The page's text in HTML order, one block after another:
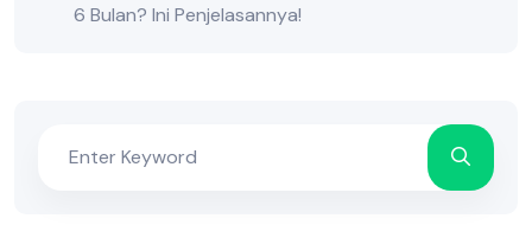
6 Bulan? Ini Penjelasannya!